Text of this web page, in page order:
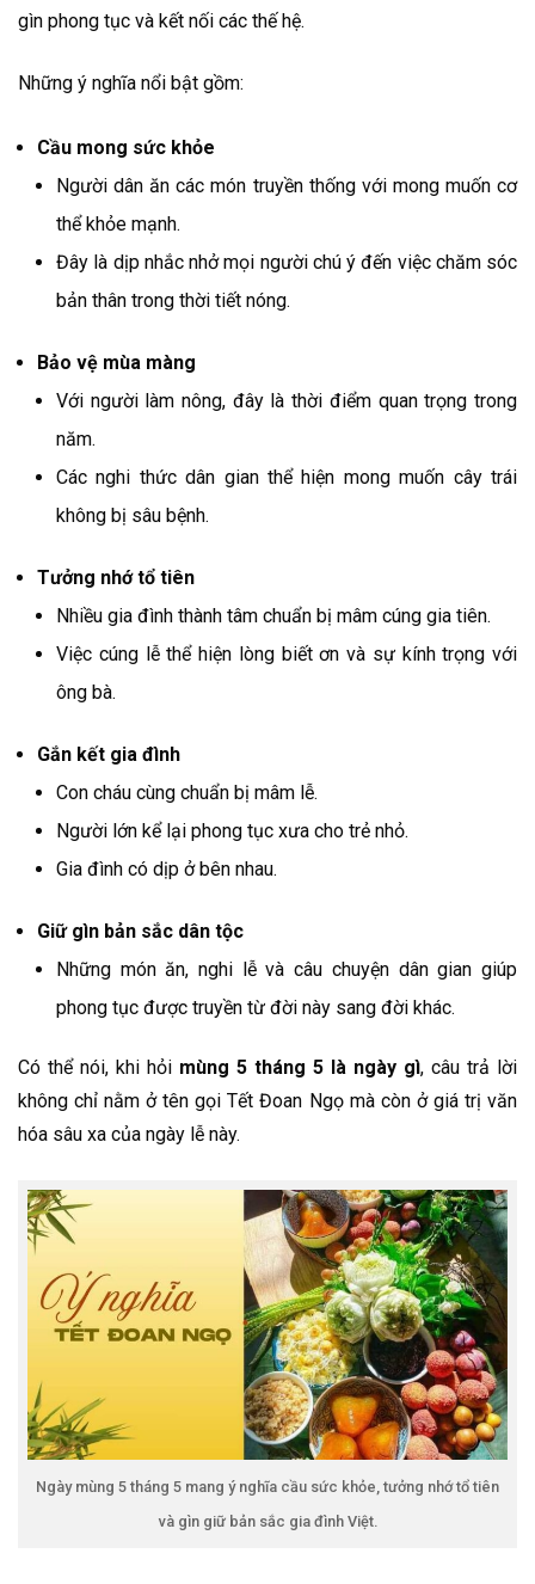
gìn phong tục và kết nối các thế hệ.
Những ý nghĩa nổi bật gồm:
Cầu mong sức khỏe
Người dân ăn các món truyền thống với mong muốn cơ
thể khỏe mạnh.
Đây là dịp nhắc nhở mọi người chú ý đến việc chăm sóc
bản thân trong thời tiết nóng.
Bảo vệ mùa màng
Với người làm nông, đây là thời điểm quan trọng trong
năm.
Các nghi thức dân gian thể hiện mong muốn cây trái
không bị sâu bệnh.
Tưởng nhớ tổ tiên
Nhiều gia đình thành tâm chuẩn bị mâm cúng gia tiên.
Việc cúng lễ thể hiện lòng biết ơn và sự kính trọng với
ông bà.
Gắn kết gia đình
Con cháu cùng chuẩn bị mâm lễ.
Người lớn kể lại phong tục xưa cho trẻ nhỏ.
Gia đình có dịp ở bên nhau.
Giữ gìn bản sắc dân tộc
Những món ăn, nghi lễ và câu chuyện dân gian giúp
phong tục được truyền từ đời này sang đời khác.
Có thể nói, khi hỏi mùng 5 tháng 5 là ngày gì, câu trả lời
không chỉ nằm ở tên gọi Tết Đoan Ngọ mà còn ở giá trị văn
hóa sâu xa của ngày lễ này.
Ngày mùng 5 tháng 5 mang ý nghĩa cầu sức khỏe, tưởng nhớ tổ tiên
và gìn giữ bản sắc gia đình Việt.